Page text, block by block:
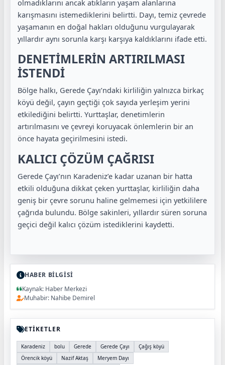
olmadıklarını ancak atıkların yaşam alanlarına
karışmasını istemediklerini belirtti. Dayı, temiz çevrede
yaşamanın en doğal hakları olduğunu vurgulayarak
yıllardır aynı sorunla karşı karşıya kaldıklarını ifade etti.
DENETİMLERİN ARTIRILMASI
İSTENDİ
Bölge halkı, Gerede Çayı’ndaki kirliliğin yalnızca birkaç
köyü değil, çayın geçtiği çok sayıda yerleşim yerini
etkilediğini belirtti. Yurttaşlar, denetimlerin
artırılmasını ve çevreyi koruyacak önlemlerin bir an
önce hayata geçirilmesini istedi.
KALICI ÇÖZÜM ÇAĞRISI
Gerede Çayı’nın Karadeniz’e kadar uzanan bir hatta
etkili olduğuna dikkat çeken yurttaşlar, kirliliğin daha
geniş bir çevre sorunu haline gelmemesi için yetkililere
çağrıda bulundu. Bölge sakinleri, yıllardır süren soruna
geçici değil kalıcı çözüm istediklerini kaydetti.
HABER BİLGİSİ
Kaynak: Haber Merkezi
Muhabir: Nahibe Demirel
ETİKETLER
Karadeniz bolu Gerede Gerede Çayı
Çağış köyü
Örencik köyü
Nazif Aktaş
Meryem Dayı